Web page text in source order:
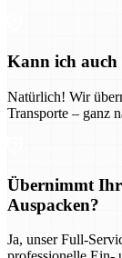
Kann ich auch
Natürlich! Wir
Transporte – ganz
Übernimmt Ihr
Auspacken?
Ja, unser Full-